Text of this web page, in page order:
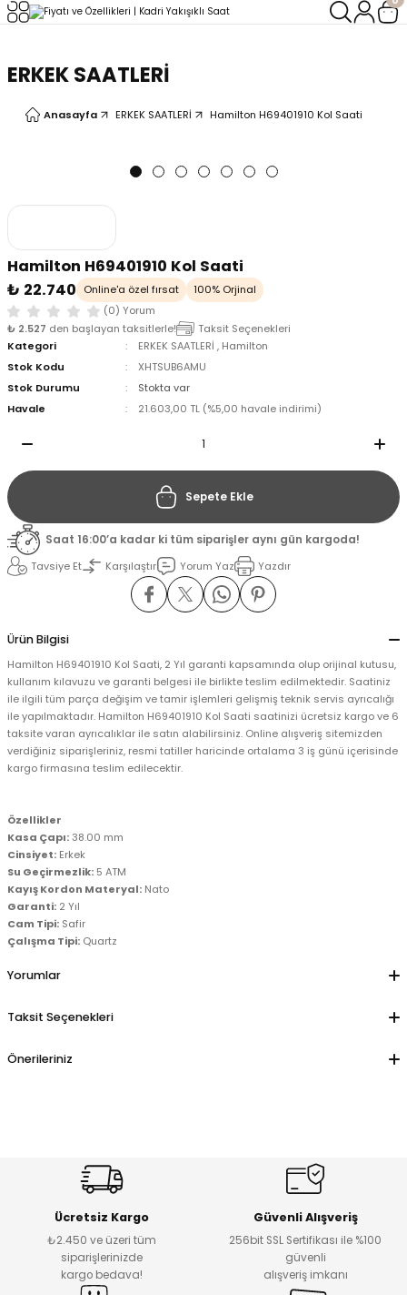
ERKEK SAATLERİ
Anasayfa ERKEK SAATLERİ Hamilton H69401910 Kol Saati
Hamilton H69401910 Kol Saati
₺ 22.740
Online'a özel fırsat
100% Orjinal
(0) Yorum
₺ 2.527 den başlayan taksitlerle!
Taksit Seçenekleri
Kategori
ERKEK SAATLERİ , Hamilton
Stok Kodu
XHTSUB6AMU
Stok Durumu
Stokta var
Havale
21.603,00 TL (%5,00 havale indirimi)
Sepete Ekle
Saat 16:00’a kadar ki tüm siparişler aynı gün kargoda!
Tavsiye Et
Karşılaştır Yorum Yaz Yazdır
Ürün Bilgisi
Hamilton H69401910 Kol Saati, 2 Yıl garanti kapsamında olup orijinal kutusu,
kullanım kılavuzu ve garanti belgesi ile birlikte teslim edilmektedir. Saatiniz
ile ilgili tüm parça değişim ve tamir işlemleri gelişmiş teknik servis ayrıcalığı
ile yapılmaktadır. Hamilton H69401910 Kol Saati saatinizi ücretsiz kargo ve 6
taksite varan ayrıcalıklar ile satın alabilirsiniz. Online alışveriş sitemizden
verdiğiniz siparişleriniz, resmi tatiller haricinde ortalama 3 iş günü içerisinde
kargo firmasına teslim edilecektir.
Özellikler
Kasa Çapı:38.00 mm
Cinsiyet: Erkek
Su Geçirmezlik: 5 ATM
Kayış Kordon Materyal: Nato
Garanti: 2 Yıl
Cam Tipi: Safir
Çalışma Tipi: Quartz
Yorumlar
Taksit Seçenekleri
Önerileriniz
Ücretsiz Kargo
₺2.450 ve üzeri tüm
siparişlerinizde
kargo bedava!
Güvenli Alışveriş
256bit SSL Sertifikası ile %100
güvenli
alışveriş imkanı
Geri Dön
Geri Dön